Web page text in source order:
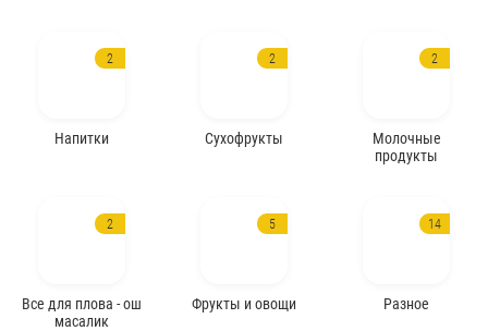
2
Напитки
2
Сухофрукты
2
Молочные
продукты
2
Все для плова - ош
масалик
5
Фрукты и овощи
14
Разное